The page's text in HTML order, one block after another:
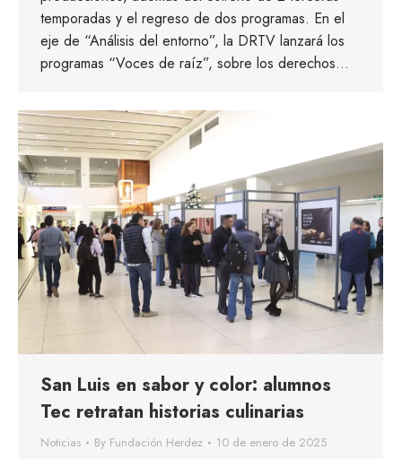
temporadas y el regreso de dos programas. En el
eje de “Análisis del entorno”, la DRTV lanzará los
programas “Voces de raíz”, sobre los derechos…
San Luis en sabor y color: alumnos
Tec retratan historias culinarias
Noticias By Fundación Herdez 10 de enero de 2025